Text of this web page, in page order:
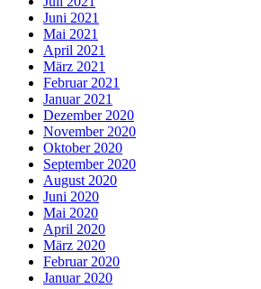
Juni 2021
Mai 2021
April 2021
März 2021
Februar 2021
Januar 2021
Dezember 2020
November 2020
Oktober 2020
September 2020
August 2020
Juni 2020
Mai 2020
April 2020
März 2020
Februar 2020
Januar 2020